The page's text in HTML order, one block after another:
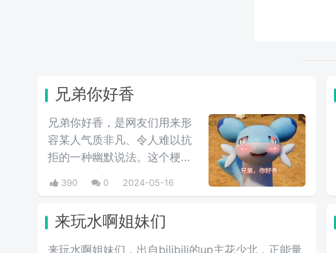
兄弟你好香
兄弟你好香，是网友们用来形
容某人气质非凡、令人难以抗
拒的一种幽默说法。这个梗最
空间上发布的一些两位男人深
情互动的表情包，此时这个梗
390 0 2024-05-16
来玩水啊姐妹们
来玩水啊姐妹们，出自bilibili的up主花少北，正能量